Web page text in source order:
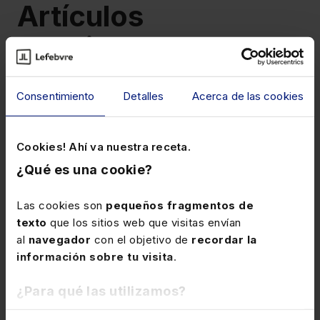
Consentimiento Detalles Acerca de las cookies
Cookies! Ahí va nuestra receta.
¿Qué es una cookie?
Las cookies son pequeños fragmentos de
texto que los sitios web que visitas envían
al navegador con el objetivo de recordar la
información sobre tu visita.
¿Para qué las utilizamos?
Artículos
relacionados
9 de julio de 2026
Ofrecemos una guía
imprescindible para
1/2025 en la transformación
En el ebook "MASC, PIMASC, LexNET, IA,